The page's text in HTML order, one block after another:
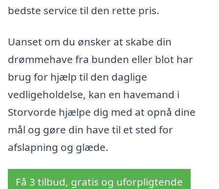
bedste service til den rette pris.
Uanset om du ønsker at skabe din
drømmehave fra bunden eller blot har
brug for hjælp til den daglige
vedligeholdelse, kan en havemand i
Storvorde hjælpe dig med at opnå dine
mål og gøre din have til et sted for
afslapning og glæde.
Få 3 tilbud, gratis og uforpligtende